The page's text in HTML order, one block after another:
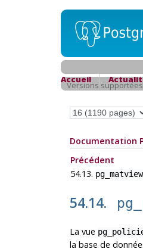
Accueil
Versions
Documentation
Précédent
54.13.
54.14.
La vue
la base de